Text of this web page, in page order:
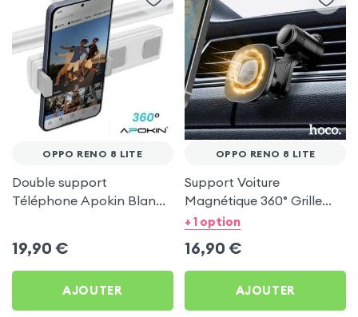
OPPO RENO 8 LITE
Double support
Téléphone Apokin Blanc
et Twitch
19,90 €
AJOUTER
OPPO RENO 8 LITE
Support Voiture
Magnétique 360° Grille
d'aération Hoco pour
+ 1 option
16,90 €
AJOUTER